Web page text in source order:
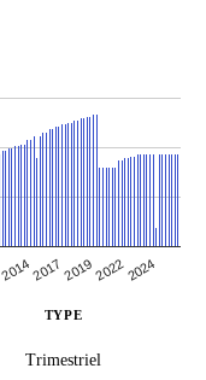
20142017201920222024
TYPE
Trimestriel